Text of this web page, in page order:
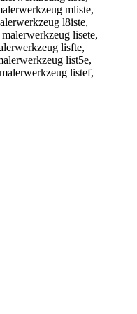
mliste,
l8iste,
lisete,
lisfte,
list5e,
listef,